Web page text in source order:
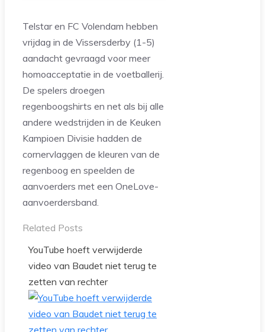
Telstar en FC Volendam hebben
vrijdag in de Vissersderby (1-5)
aandacht gevraagd voor meer
homoacceptatie in de voetballerij.
De spelers droegen
regenboogshirts en net als bij alle
andere wedstrijden in de Keuken
Kampioen Divisie hadden de
cornervlaggen de kleuren van de
regenboog en speelden de
aanvoerders met een OneLove-
aanvoerdersband.
Related Posts
YouTube hoeft verwijderde
video van Baudet niet terug te
zetten van rechter